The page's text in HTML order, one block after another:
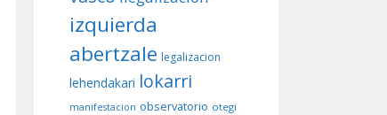
izquierda
abertzale legalizacion
lehendakari lokarri
manifestacion observatorio otegi